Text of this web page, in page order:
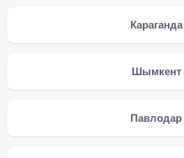
Караганда
Шымкент
Павлодар